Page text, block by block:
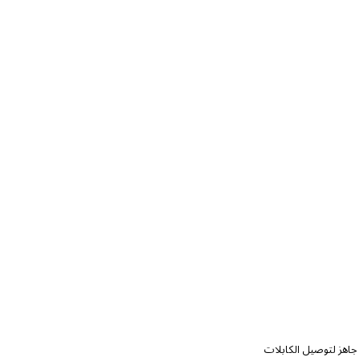
جاهز لتوصيل الكابلات